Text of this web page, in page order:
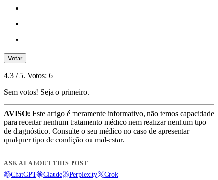
Votar
4.3 / 5. Votos: 6
Sem votos! Seja o primeiro.
AVISO: Este artigo é meramente informativo, não temos capacidade
para receitar nenhum tratamento médico nem realizar nenhum tipo
de diagnóstico. Consulte o seu médico no caso de apresentar
qualquer tipo de condição ou mal-estar.
ASK AI ABOUT THIS POST
ChatGPT Claude Perplexity Grok